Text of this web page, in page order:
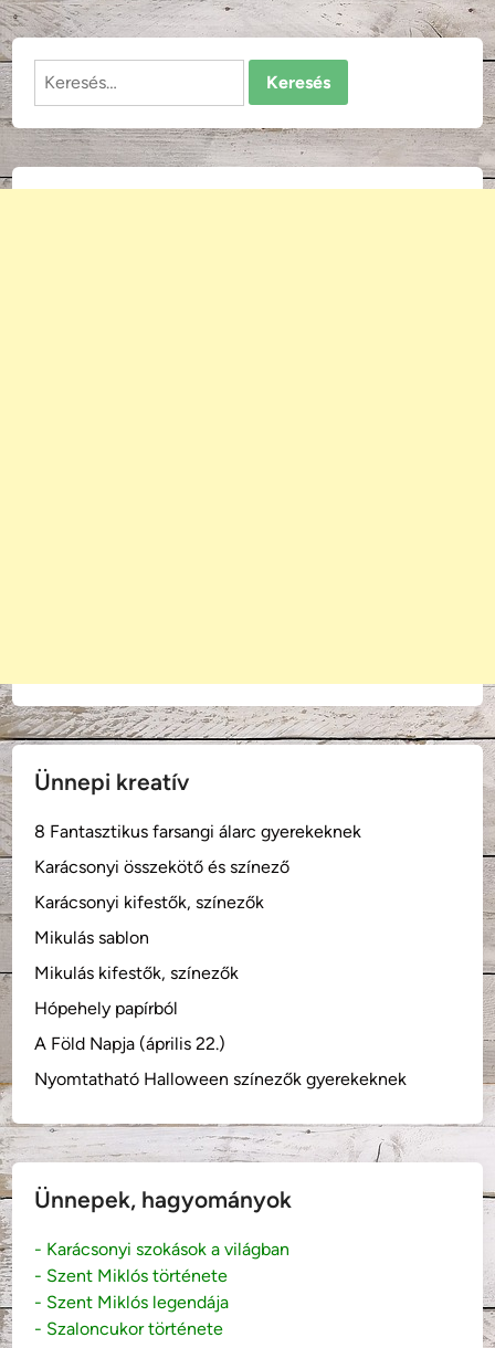
Keresés:
Ünnepi kreatív
8 Fantasztikus farsangi álarc gyerekeknek
Karácsonyi összekötő és színező
Karácsonyi kifestők, színezők
Mikulás sablon
Mikulás kifestők, színezők
Hópehely papírból
A Föld Napja (április 22.)
Nyomtatható Halloween színezők gyerekeknek
Ünnepek, hagyományok
- Karácsonyi szokások a világban
- Szent Miklós története
- Szent Miklós legendája
- Szaloncukor története